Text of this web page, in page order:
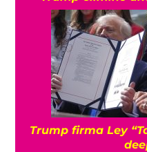
Trump firma Ley